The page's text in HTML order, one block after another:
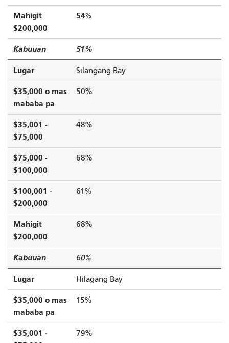
Mahigit
$200,000
54%
Kabuuan 51%
Lugar Silangang Bay
$35,000 o mas
mababa pa
50%
$35,001 -
$75,000
48%
$75,000 -
$100,000
68%
$100,001 -
$200,000
61%
Mahigit
$200,000
68%
Kabuuan 60%
Lugar Hilagang Bay
$35,000 o mas
mababa pa
15%
$35,001 -
79%